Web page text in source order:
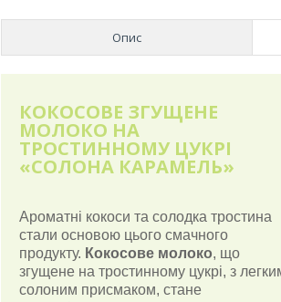
Опис
КОКОСОВЕ ЗГУЩЕНЕ
МОЛОКО НА
ТРОСТИННОМУ ЦУКРІ
«СОЛОНА КАРАМЕЛЬ»
Ароматні кокоси та солодка тростина
стали основою цього смачного
продукту. Кокосове молоко, що
згущене на тростинному цукрі, з
солоним присмаком, стане